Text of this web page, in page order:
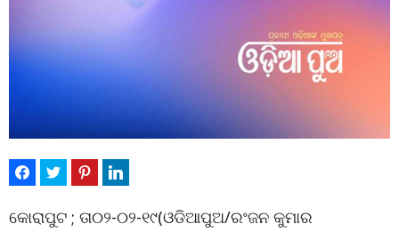
କୋରାପୁଟ ; ତା୦୨-୦୨-୧୯(ଓଡିଆପୁଅ/ରଂଜନ କୁମାର